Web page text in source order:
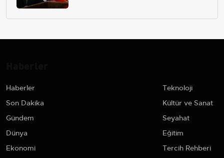
Haberler
Son Dakika
Gündem
Dünya
Ekonomi
Teknoloji
Kültür ve Sanat
Seyahat
Eğitim
Tercih Rehberi